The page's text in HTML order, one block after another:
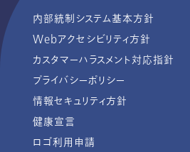
内部統制システム基本方針
Webアクセシビリティ方針
カスタマーハラスメント対応指針
プライバシーポリシー
情報セキュリティ方針
健康宣言
ロゴ利用申請